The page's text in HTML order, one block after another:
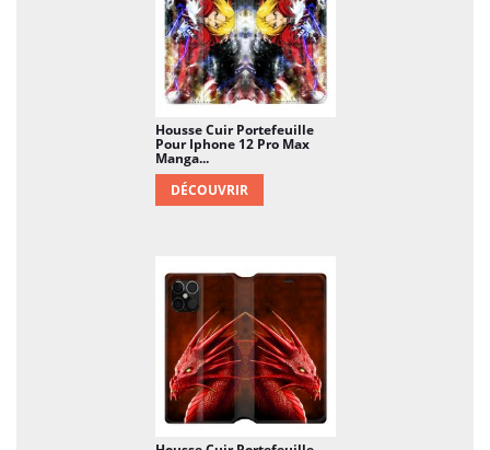
Housse Cuir Portefeuille
Pour Iphone 12 Pro Max
Manga...
DÉCOUVRIR